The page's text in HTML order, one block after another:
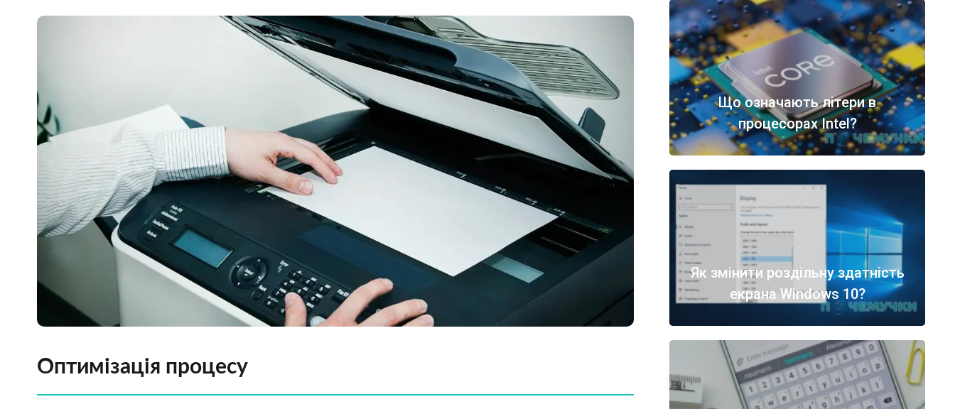
Оптимізація процесу
Що означають літери в
процесорах Intel?
Як змінити роздільну здатність
екрана Windows 10?